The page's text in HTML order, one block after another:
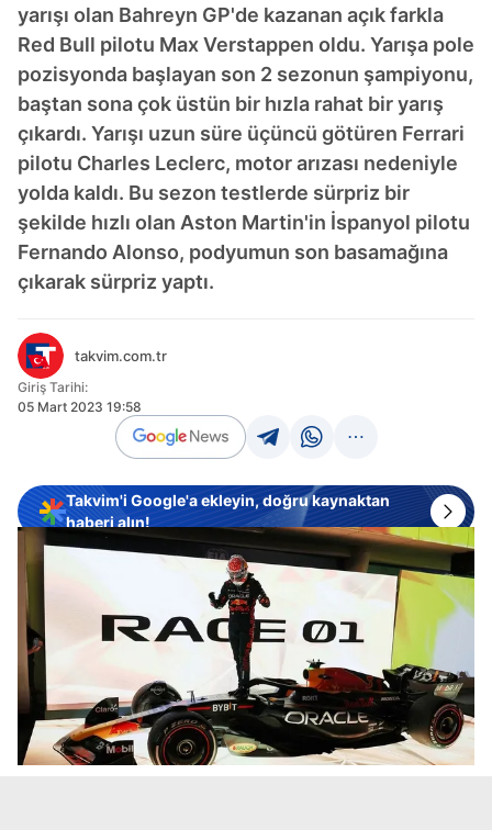
yarışı olan Bahreyn GP'de kazanan açık farkla
Red Bull pilotu Max Verstappen oldu. Yarışa pole
pozisyonda başlayan son 2 sezonun şampiyonu,
baştan sona çok üstün bir hızla rahat bir yarış
çıkardı. Yarışı uzun süre üçüncü götüren Ferrari
pilotu Charles Leclerc, motor arızası nedeniyle
yolda kaldı. Bu sezon testlerde sürpriz bir
şekilde hızlı olan Aston Martin'in İspanyol pilotu
Fernando Alonso, podyumun son basamağına
çıkarak sürpriz yaptı.
takvim.com.tr
Giriş Tarihi:
05 Mart 2023 19:58
Takvim'i Google'a ekleyin, doğru kaynaktan
haberi alın!